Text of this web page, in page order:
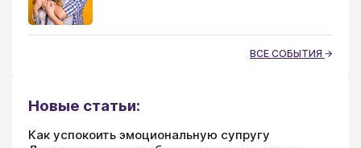
ВСЕ СОБЫТИЯ
Новые статьи:
Как успокоить эмоциональную супругу